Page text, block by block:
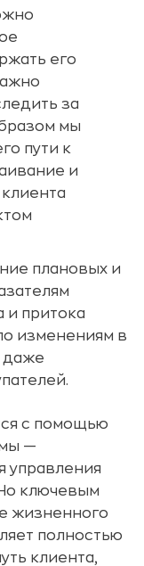
его
за
мы
пути к
и
плановых и
и притока
изменениям в
даже
с помощью
—
управления
ключевым
жизненного
полностью
клиента,